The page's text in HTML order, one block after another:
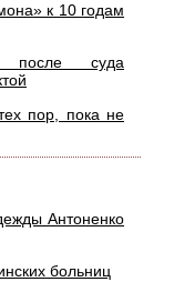
к 10 годам
после суда
пор, пока не
Антоненко
больниц